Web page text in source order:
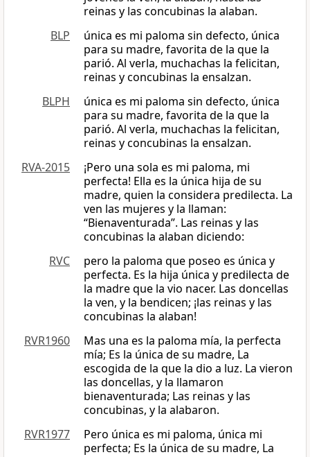
reinas y las concubinas la alaban.
BLP
única es mi paloma sin defecto, única
para su madre, favorita de la que la
parió. Al verla, muchachas la felicitan,
reinas y concubinas la ensalzan.
BLPH
única es mi paloma sin defecto, única
para su madre, favorita de la que la
parió. Al verla, muchachas la felicitan,
reinas y concubinas la ensalzan.
RVA-2015
¡Pero una sola es mi paloma, mi
perfecta! Ella es la única hija de su
madre, quien la considera predilecta. La
ven las mujeres y la llaman:
“Bienaventurada”. Las reinas y las
concubinas la alaban diciendo:
RVC
pero la paloma que poseo es única y
perfecta. Es la hija única y predilecta de
la madre que la vio nacer. Las doncellas
la ven, y la bendicen; ¡las reinas y las
concubinas la alaban!
RVR1960
Mas una es la paloma mía, la perfecta
mía; Es la única de su madre, La
escogida de la que la dio a luz. La vieron
las doncellas, y la llamaron
bienaventurada; Las reinas y las
concubinas, y la alabaron.
RVR1977
Pero única es mi paloma, única mi
perfecta; Es la única de su madre, La